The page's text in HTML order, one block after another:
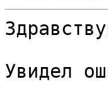
Увидел